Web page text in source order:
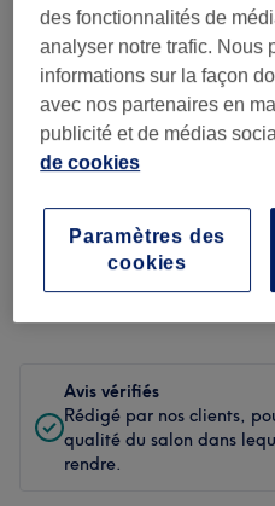
Personnel
Filtrer les avis
Soin de
Toutes les
Avis vérifiés
Rédigé par nos clients,
qualité du salon dans
rendre.
des fonctionnalités de
analyser notre trafic. Nous
informations sur la façon
avec nos partenaires en
publicité et de médias
de cookies
Paramètres des
cookies